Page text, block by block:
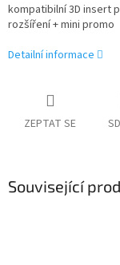
kompatibilní 3D insert
rozšíření + mini promo
Detailní informace
ZEPTAT SE
Související